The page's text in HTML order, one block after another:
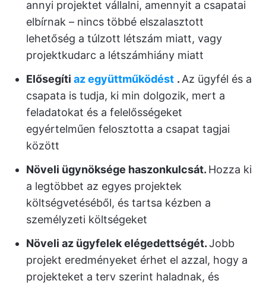
annyi projektet vállalni, amennyit a csapatai
elbírnak – nincs többé elszalasztott
lehetőség a túlzott létszám miatt, vagy
projektkudarc a létszámhiány miatt
Elősegíti az együttműködést .Az ügyfél és a
csapata is tudja, ki min dolgozik, mert a
feladatokat és a felelősségeket
egyértelműen felosztotta a csapat tagjai
között
Növeli ügynöksége haszonkulcsát. Hozza ki
a legtöbbet az egyes projektek
költségvetéséből, és tartsa kézben a
személyzeti költségeket
Növeli az ügyfelek elégedettségét.Jobb
projekt eredményeket érhet el azzal, hogy a
projekteket a terv szerint haladnak, és